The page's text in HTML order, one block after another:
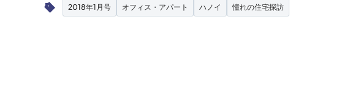
2018年1月号 オフィス・アパート ハノイ 憧れの住宅探訪